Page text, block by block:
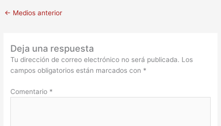
← Medios anterior
Deja una respuesta
Tu dirección de correo electrónico no será publicada. Los
campos obligatorios están marcados con *
Comentario *